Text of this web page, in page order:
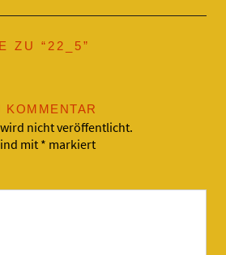
ZU “ 22_5”
KOMMENTAR
nicht veröffentlicht.
mit * markiert